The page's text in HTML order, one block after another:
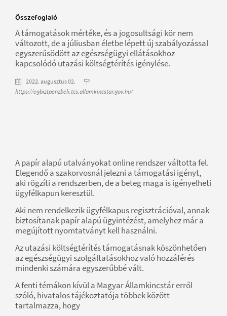
Összefoglaló
A támogatások mértéke, és a jogosultsági kör nem
változott, de a júliusban életbe lépett új szabályozással
egyszerűsödött az egészségügyi ellátásokhoz
kapcsolódó utazási költségtérítés igénylése.
2022. augusztus 02.
https://egbiztpenzbeli.tcs.allamkincstar.gov.hu/
A papír alapú utalványokat online rendszer váltotta fel.
Elegendő a szakorvosnál jelezni a támogatási igényt,
aki rögzíti a rendszerben, de a beteg maga is igényelheti
ügyfélkapun keresztül.
Aki nem rendelkezik ügyfélkapus regisztrációval, annak
biztosítanak papír alapú ügyintézést, amelyhez már a
megújított nyomtatványt kell használni.
Az utazási költségtérítés támogatásnak köszönhetően
az egészségügyi szolgáltatásokhoz való hozzáférés
mindenki számára egyszerűbbé vált.
A fenti témákon kívül a Magyar Államkincstár erről
szóló, hivatalos tájékoztatója többek között
tartalmazza, hogy